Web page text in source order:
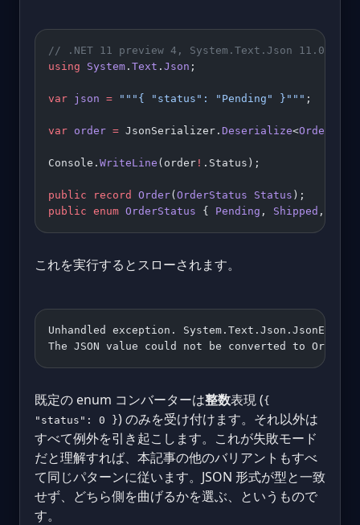
// .NET 11 preview 4, System.Text.Json 11.0.0-
using System . Text . Json ;
var json = """{ "status": "Pending" }""" ;
var order = JsonSerializer. Deserialize<Order
Console. WriteLine (order ! .Status);
public record Order(OrderStatus Status );
public enum OrderStatus { Pending , Shipped ,
これを実行するとスローされます。
Unhandled exception.
The JSON value could not be converted to
既定の enum コンバーターは整数表現 ({
"status": 0 }) のみを受け付けます。それ以外は
すべて例外を引き起こします。これが失敗モード
だと理解すれば、本記事の他のバリアントもすべ
て同じパターンに従います。JSON 形式が型と一致
せず、どちら側を曲げるかを選ぶ、というもので
す。